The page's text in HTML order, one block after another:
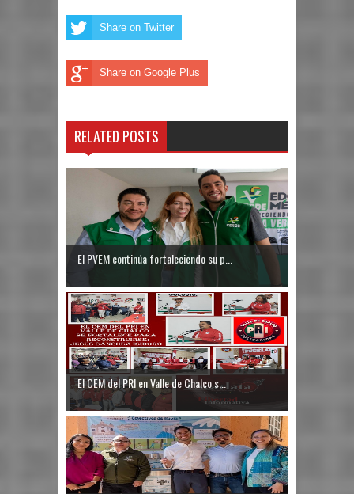
Share on Twitter
Share on Google Plus
RELATED POSTS
El PVEM continúa fortaleciendo su p...
El CEM del PRI en Valle de Chalco s...